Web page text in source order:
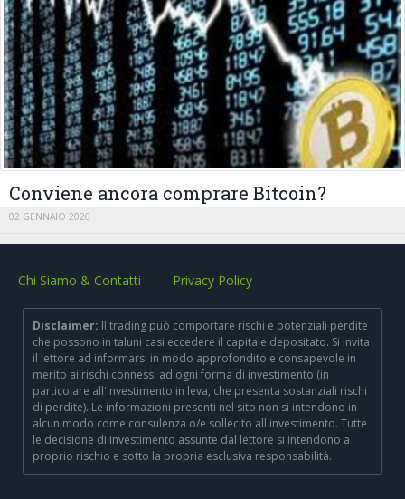
19 GENNAIO 2026
Conviene ancora comprare Bitcoin?
02 GENNAIO 2026
Chi Siamo & Contatti Privacy Policy
Disclaimer: ll trading può comportare rischi e potenziali perdite
che possono in taluni casi eccedere il capitale depositato. Si invita
il lettore ad informarsi in modo approfondito e consapevole in
merito ai rischi connessi ad ogni forma di investimento (in
particolare all'investimento in leva, che presenta sostanziali rischi
di perdite). Le informazioni presenti nel sito non si intendono in
alcun modo come consulenza o/e sollecito all'investimento. Tutte
le decisione di investimento assunte dal lettore si intendono a
proprio rischio e sotto la propria esclusiva responsabilità.